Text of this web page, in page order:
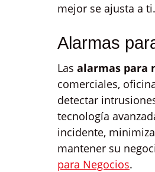
mejor se ajusta a ti.
Alarmas
Las alarmas para
comerciales,
detectar
tecnología
incidente,
mantener su
para Negocios.